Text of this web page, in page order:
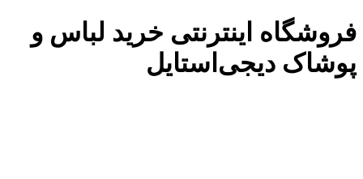
فروشگاه اینترنتی خرید لباس و
پوشاک دیجی‌استایل